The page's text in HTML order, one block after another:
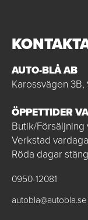
AUTO-BLÅ AB
Karossvägen
ÖPPETTIDER
Butik/
Verkstad
Röda dagar
0950-12081
autobla@autobla.se